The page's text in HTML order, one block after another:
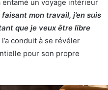
entamé un voyage intérieur
faisant mon travail, j’en suis
que je veux être libre
conduit à se révéler
pour son propre